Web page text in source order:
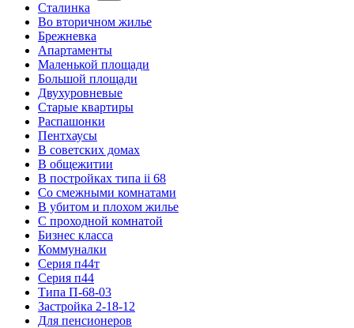
Сталинка
Во вторичном жилье
Брежневка
Апартаменты
Маленькой площади
Большой площади
Двухуровневые
Старые квартиры
Распашонки
Пентхаусы
В советских домах
В общежитии
В постройках типа ii 68
Со смежными комнатами
В убитом и плохом жилье
С проходной комнатой
Бизнес класса
Коммуналки
Серия п44т
Серия п44
Типа П-68-03
Застройка 2-18-12
Для пенсионеров